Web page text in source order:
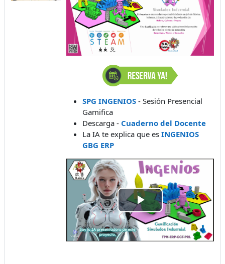
SPG INGENIOS - Sesión Presencial
Gamifica
Descarga - Cuaderno del Docente
La IA te explica que es INGENIOS
GBG ERP
Play
Video